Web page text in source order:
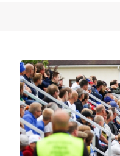
ilmoittautumaan